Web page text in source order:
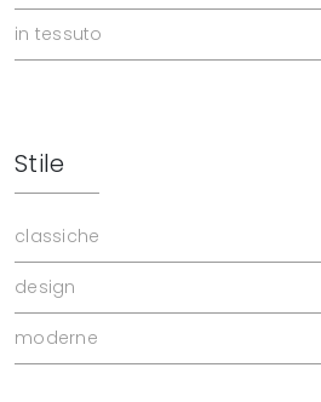
in tessuto
Stile
classiche
design
moderne